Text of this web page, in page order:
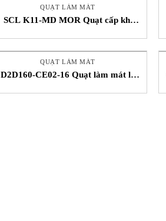
QUẠT LÀM MÁT
SCL K11-MD MOR Quạt cấp khí
QUẠT LÀM MÁT
D2D160-CE02-16 Quạt làm mát ly